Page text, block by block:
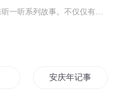
安庆年记事